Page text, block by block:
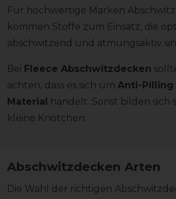
Für hochwertige Marken
kommen Stoffe zum Einsatz, die
abschwitzend und atmungsaktiv
Bei Fleece Abschwitzdecken
achten, dass es sich um Anti-Pilling
Material
handelt. Sonst bilden sich
kleine Knötchen.
Abschwitzdecken Arten
Die Wahl der richtigen